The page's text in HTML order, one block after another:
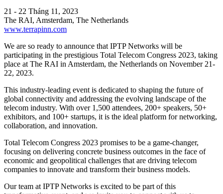
21 - 22 Tháng 11, 2023
The RAI, Amsterdam, The Netherlands
www.terrapinn.com
We are so ready to announce that IPTP Networks will be
participating in the prestigious Total Telecom Congress 2023, taking
place at The RAI in Amsterdam, the Netherlands on November 21-
22, 2023.
This industry-leading event is dedicated to shaping the future of
global connectivity and addressing the evolving landscape of the
telecom industry. With over 1,500 attendees, 200+ speakers, 50+
exhibitors, and 100+ startups, it is the ideal platform for networking,
collaboration, and innovation.
Total Telecom Congress 2023 promises to be a game-changer,
focusing on delivering concrete business outcomes in the face of
economic and geopolitical challenges that are driving telecom
companies to innovate and transform their business models.
Our team at IPTP Networks is excited to be part of this